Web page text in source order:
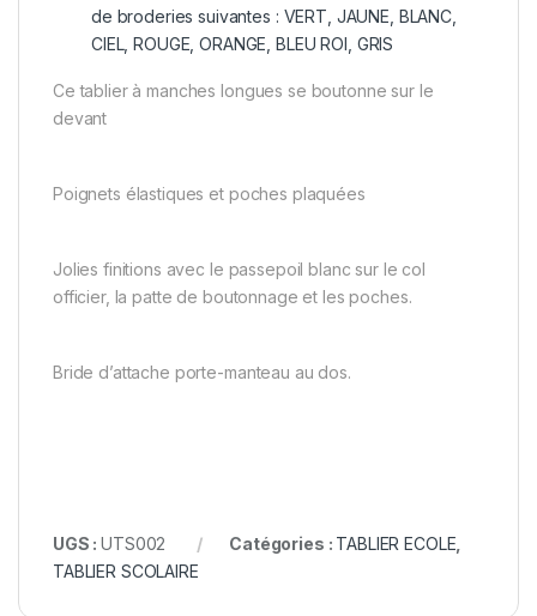
de broderies suivantes : VERT, JAUNE, BLANC,
CIEL, ROUGE, ORANGE, BLEU ROI, GRIS
Ce tablier à manches longues se boutonne sur le
devant
Poignets élastiques et poches plaquées
Jolies finitions avec le passepoil blanc sur le col
officier, la patte de boutonnage et les poches.
Bride d’attache porte-manteau au dos.
UGS :UTS002 Catégories : TABLIER ECOLE
TABLIER SCOLAIRE